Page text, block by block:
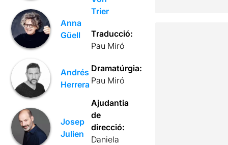
Anna
Güell
Andrés
Herrera
Josep
Julien
Trier
Traducció:
Pau Miró
Dramatúrgia:
Pau Miró
Ajudantia
de
direcció:
Daniela